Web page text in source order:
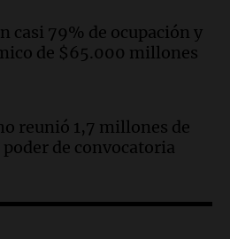
de Agostina Vega, tras
"En esa casa
que ver"
derribó el mito
qué alimentos
casi 79% de ocupación y
de $65.000 millones
reunió 1,7 millones de
de convocatoria